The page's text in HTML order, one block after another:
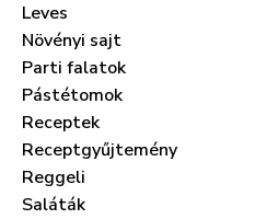
Leves
Növényi sajt
Parti falatok
Pástétomok
Receptek
Receptgyűjtemény
Reggeli
Saláták